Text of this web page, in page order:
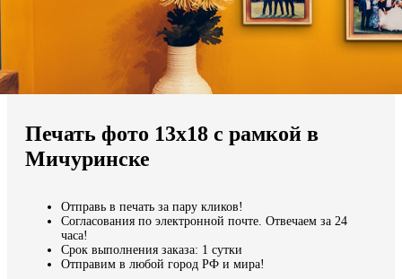
Мы доставляем по всему миру
Продолжить без города
Печать фото 13х18 с рамкой в
Мичуринске
Отправь в печать за пару кликов!
Согласования по электронной почте. Отвечаем за 24
часа!
Срок выполнения заказа: 1 сутки
Отправим в любой город РФ и мира!